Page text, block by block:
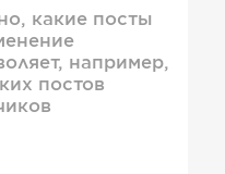
какие посты
например,
постов